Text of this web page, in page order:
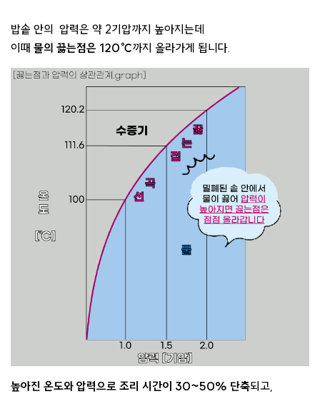
밥솥 안의 압력은 약 2기압까지 높아지는데
이때 물의 끓는점은 120℃까지 올라가게 됩니다.
높아진 온도와 압력으로 조리 시간이 30~50% 단축되고,